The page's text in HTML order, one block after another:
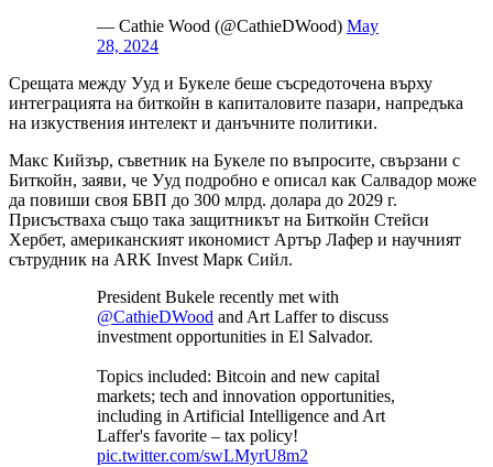
— Cathie Wood (@CathieDWood) May
28, 2024
Срещата между Ууд и Букеле беше съсредоточена върху
интеграцията на биткойн в капиталовите пазари, напредъка
на изкуствения интелект и данъчните политики.
Макс Кийзър, съветник на Букеле по въпросите, свързани с
Биткойн, заяви, че Ууд подробно е описал как Салвадор може
да повиши своя БВП до 300 млрд. долара до 2029 г.
Присъстваха също така защитникът на Биткойн Стейси
Хербет, американският икономист Артър Лафер и научният
сътрудник на ARK Invest Марк Сийл.
President Bukele recently met with
@CathieDWood and Art Laffer to discuss
investment opportunities in El Salvador.
Topics included: Bitcoin and new capital
markets; tech and innovation opportunities,
including in Artificial Intelligence and Art
Laffer's favorite – tax policy!
pic.twitter.com/swLMyrU8m2